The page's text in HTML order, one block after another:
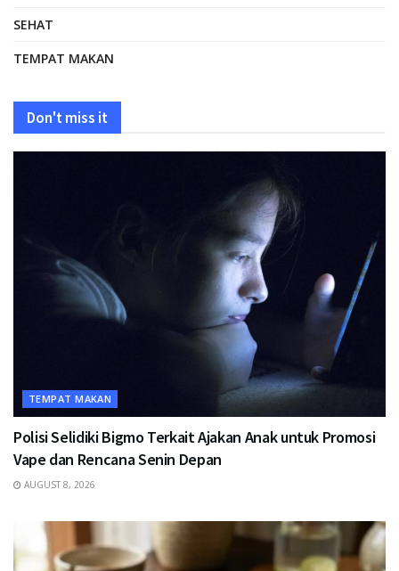
SEHAT
TEMPAT MAKAN
Don't miss it
TEMPAT MAKAN
Polisi Selidiki Bigmo Terkait Ajakan Anak untuk Promosi
Vape dan Rencana Senin Depan
AUGUST 8, 2026